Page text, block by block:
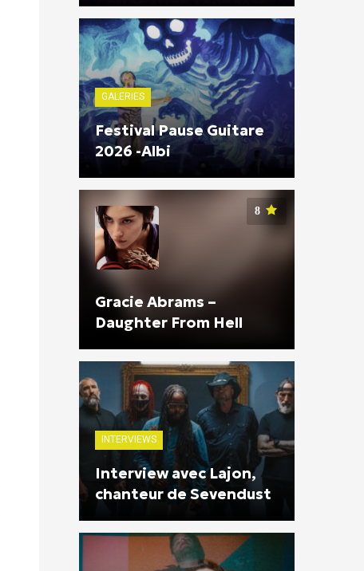
GALERIES
Festival Pause Guitare
2026 -Albi
8
Gracie Abrams –
Daughter From Hell
INTERVIEWS
Interview avec Lajon,
chanteur de Sevendust